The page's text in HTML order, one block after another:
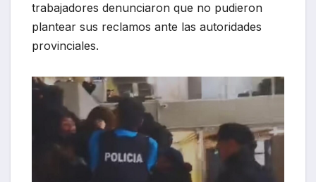
trabajadores denunciaron que no pudieron
plantear sus reclamos ante las autoridades
provinciales.